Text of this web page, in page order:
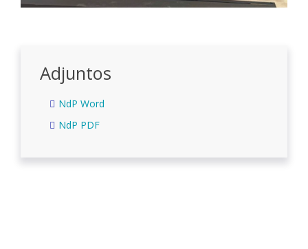
Adjuntos
NdP Word
NdP PDF